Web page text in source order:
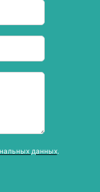
данных.